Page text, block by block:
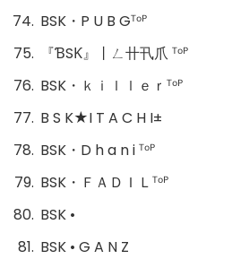
BSK・P U B Gᵀᵒᴾ
『ƁSƘ』丨ㄥ卄卂爪 ᵀᵒᴾ
BSK・ｋｉｌｌｅｒᵀᵒᴾ
B S K★I T A C H I±
BSK・D h a n i ᵀᵒᴾ
BSK・ＦＡＤＩＬᵀᵒᴾ
BSK •
BSK • G A N Z